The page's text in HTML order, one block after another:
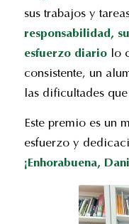
sus trabajos y
responsabilidad,
esfuerzo diariolo
consistente, un
las dificultades
Este premio es un
esfuerzo y
¡Enhorabuena,